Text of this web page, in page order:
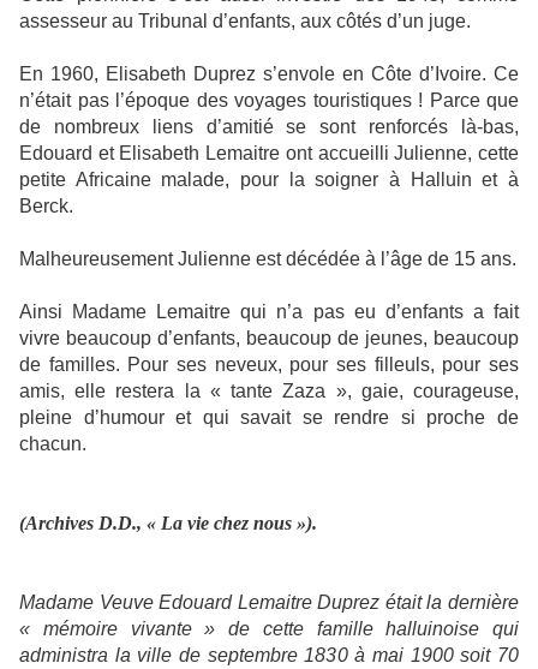
assesseur au Tribunal d’enfants, aux côtés d’un juge.
En 1960, Elisabeth Duprez s’envole en Côte d’Ivoire. Ce
n’était pas l’époque des voyages touristiques ! Parce que
de nombreux liens d’amitié se sont renforcés là-bas,
Edouard et Elisabeth Lemaitre ont accueilli Julienne, cette
petite Africaine malade, pour la soigner à Halluin et à
Berck.
Malheureusement Julienne est décédée à l’âge de 15 ans.
Ainsi Madame Lemaitre qui n’a pas eu d’enfants a fait
vivre beaucoup d’enfants, beaucoup de jeunes, beaucoup
de familles. Pour ses neveux, pour ses filleuls, pour ses
amis, elle restera la « tante Zaza », gaie, courageuse,
pleine d’humour et qui savait se rendre si proche de
chacun.
(Archives D.D., « La vie chez nous »).
Madame Veuve Edouard Lemaitre Duprez était la dernière
« mémoire vivante » de cette famille halluinoise qui
administra la ville de septembre 1830 à mai 1900 soit 70